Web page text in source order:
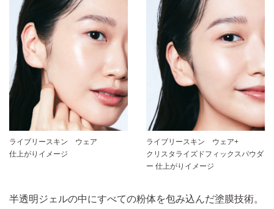
ライブリースキン ウェア
仕上がりイメージ
ライブリースキン ウェア+
クリスタライズドフィックスパウダ
ー 仕上がりイメージ
半透明ジェルの中にすべての粉体を包み込んだ塗膜技術。